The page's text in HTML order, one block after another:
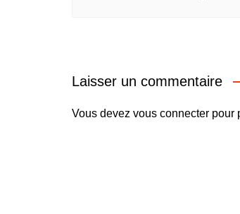
Laisser un commentaire
Vous devez vous connecter pour